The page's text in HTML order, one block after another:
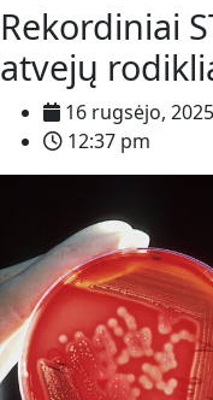
Rekordiniai
atvejų
16 rugsėjo, 2025
12:37 pm